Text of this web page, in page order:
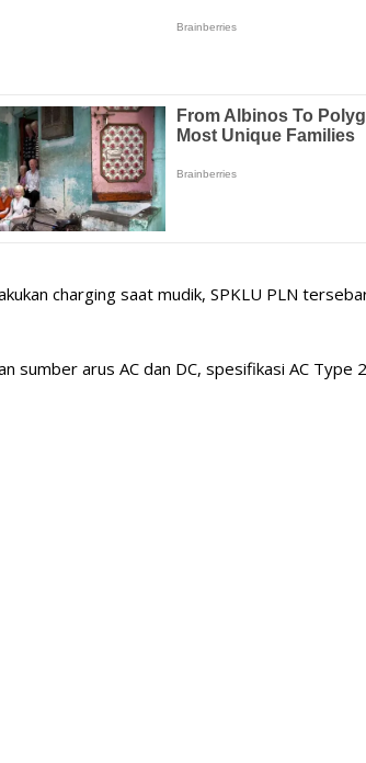
charging saat mudik, SPKLU PLN
sumber arus AC dan DC, spesifikasi AC Type